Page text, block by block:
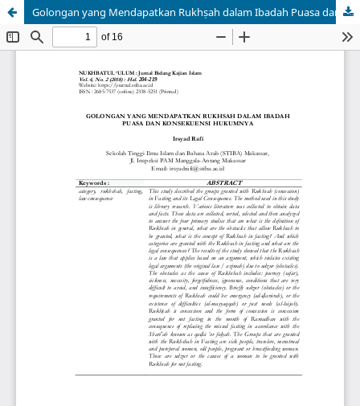
Golongan yang Mendapatkan Rukhṣah dalam Ibadah Puasa dan Konsekuensi Hukumnya